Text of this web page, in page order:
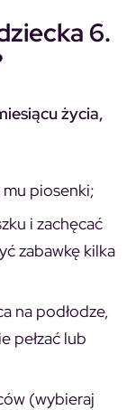
6.
życia,
piosenki;
i zachęcać
zabawkę kilka
na podłodze,
pełzać lub
(wybieraj